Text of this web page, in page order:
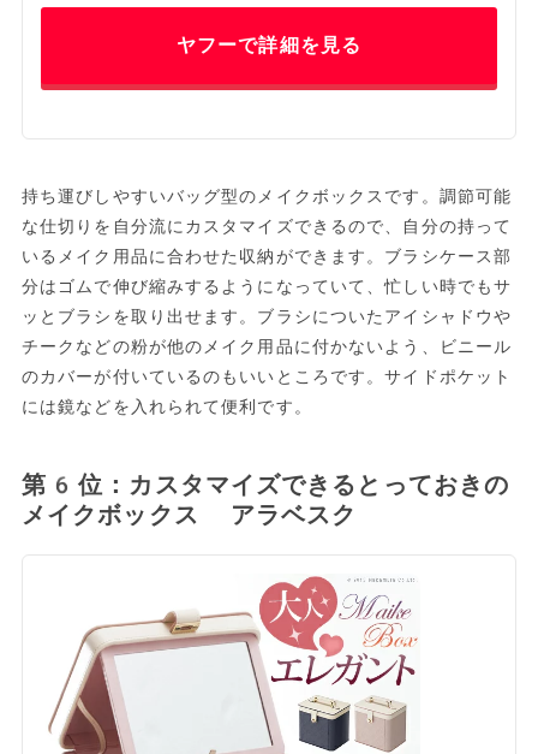
ヤフーで詳細を見る
持ち運びしやすいバッグ型のメイクボックスです。調節可能
な仕切りを自分流にカスタマイズできるので、自分の持って
いるメイク用品に合わせた収納ができます。ブラシケース部
分はゴムで伸び縮みするようになっていて、忙しい時でもサ
ッとブラシを取り出せます。ブラシについたアイシャドウや
チークなどの粉が他のメイク用品に付かないよう、ビニール
のカバーが付いているのもいいところです。サイドポケット
には鏡などを入れられて便利です。
第6位：カスタマイズできるとっておきの
メイクボックス アラベスク